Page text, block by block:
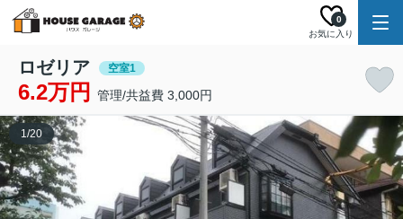
お気に入り
0
ロゼリア 空室1
6.2万円 管理/共益費 3,000円
1/20